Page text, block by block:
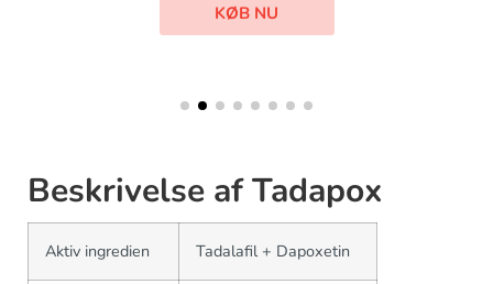
KØB NU
Beskrivelse af Tadapox
Aktiv ingredien Tadalafil + Dapoxetin